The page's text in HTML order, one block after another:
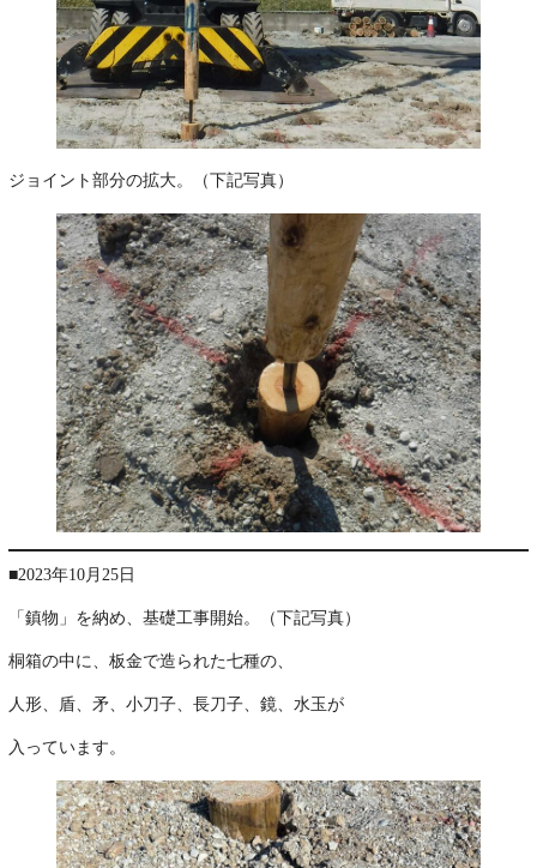
ジョイント部分の拡大。（下記写真）
■2023年10月25日
「鎮物」を納め、基礎工事開始。（下記写真）
桐箱の中に、板金で造られた七種の、
人形、盾、矛、小刀子、長刀子、鏡、水玉が
入っています。